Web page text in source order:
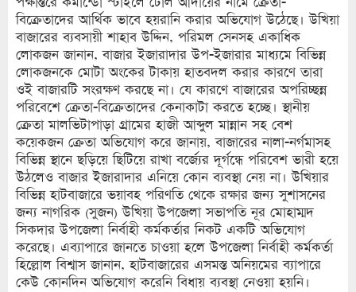
বিক্রেতাদের আর্থিক ভাবে হয়রানি করার অভিযোগ উঠেছে। উখিয়া
বাজারের ব্যবসায়ী শাহাব উদ্দিন, পরিমল সেনসহ একাধিক
লোকজন জানান, বাজার ইজারাদার উপ-ইজারার মাধ্যমে বিভিন্ন
লোকজনকে মোটা অংকের টাকায় হাতবদল করার কারণে তারা
ওই বাজারটি সংরক্ষণ করছে না। যে কারণে বাজারের অপরিচ্ছন্ন
পরিবেশে ক্রেতা-বিক্রেতাদের কেনাকাটা করতে হচ্ছে। স্থানীয়
ক্রেতা মালভিটাপাড়া গ্রামের হাজী আব্দুল মান্নান সহ বেশ
কয়েকজন ক্রেতা অভিযোগ করে জানায়, বাজারের নালা-নর্গমাসহ
বিভিন্ন স্থানে ছড়িয়ে ছিটিয়ে রাখা বর্জ্যের দূর্গন্ধে পরিবেশ ভারী হয়ে
উঠলেও বাজার ইজারাদার এনিয়ে কোন ব্যবস্থা নেয় না। উখিয়ার
বিভিন্ন হাটবাজারে ভয়াবহ পরিণতি থেকে রক্ষার জন্য সুশাসনের
জন্য নাগরিক (সুজন) উখিয়া উপজেলা সভাপতি নূর মোহাম্মদ
সিকদার উপজেলা নির্বাহী কর্মকর্তার নিকট একটি অভিযোগ
করেছে। এব্যাপারে জানতে চাওয়া হলে উপজেলা নির্বাহী কর্মকর্তা
হিল্লোল বিশ্বাস জানান, হাটবাজারের এসমস্ত অনিয়মের ব্যাপারে
কেউ কোনদিন অভিযোগ করেনি বিধায় ব্যবস্থা নেওয়া হয়নি।